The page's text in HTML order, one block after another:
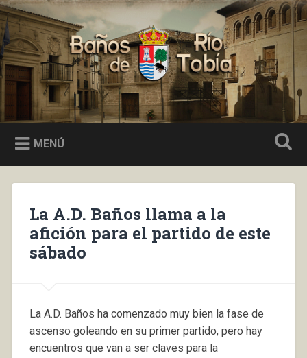
Saltar
al
contenido
Buscar
Baños de Río Tobía
MENÚ
La A.D. Baños llama a la
afición para el partido de este
sábado
La A.D. Baños ha comenzado muy bien la fase de
ascenso goleando en su primer partido, pero hay
encuentros que van a ser claves para la